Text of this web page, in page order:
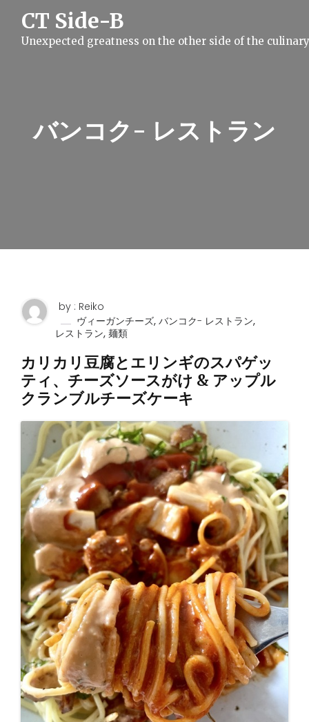
CT Side-B
Unexpected greatness on the other side of the
バンコク- レストラン
by : Reiko
ヴィーガンチーズ, バンコク- レストラン,
レストラン, 麺類
カリカリ豆腐とエリンギのスパゲッ
ティ、チーズソースがけ & アップル
クランブルチーズケーキ